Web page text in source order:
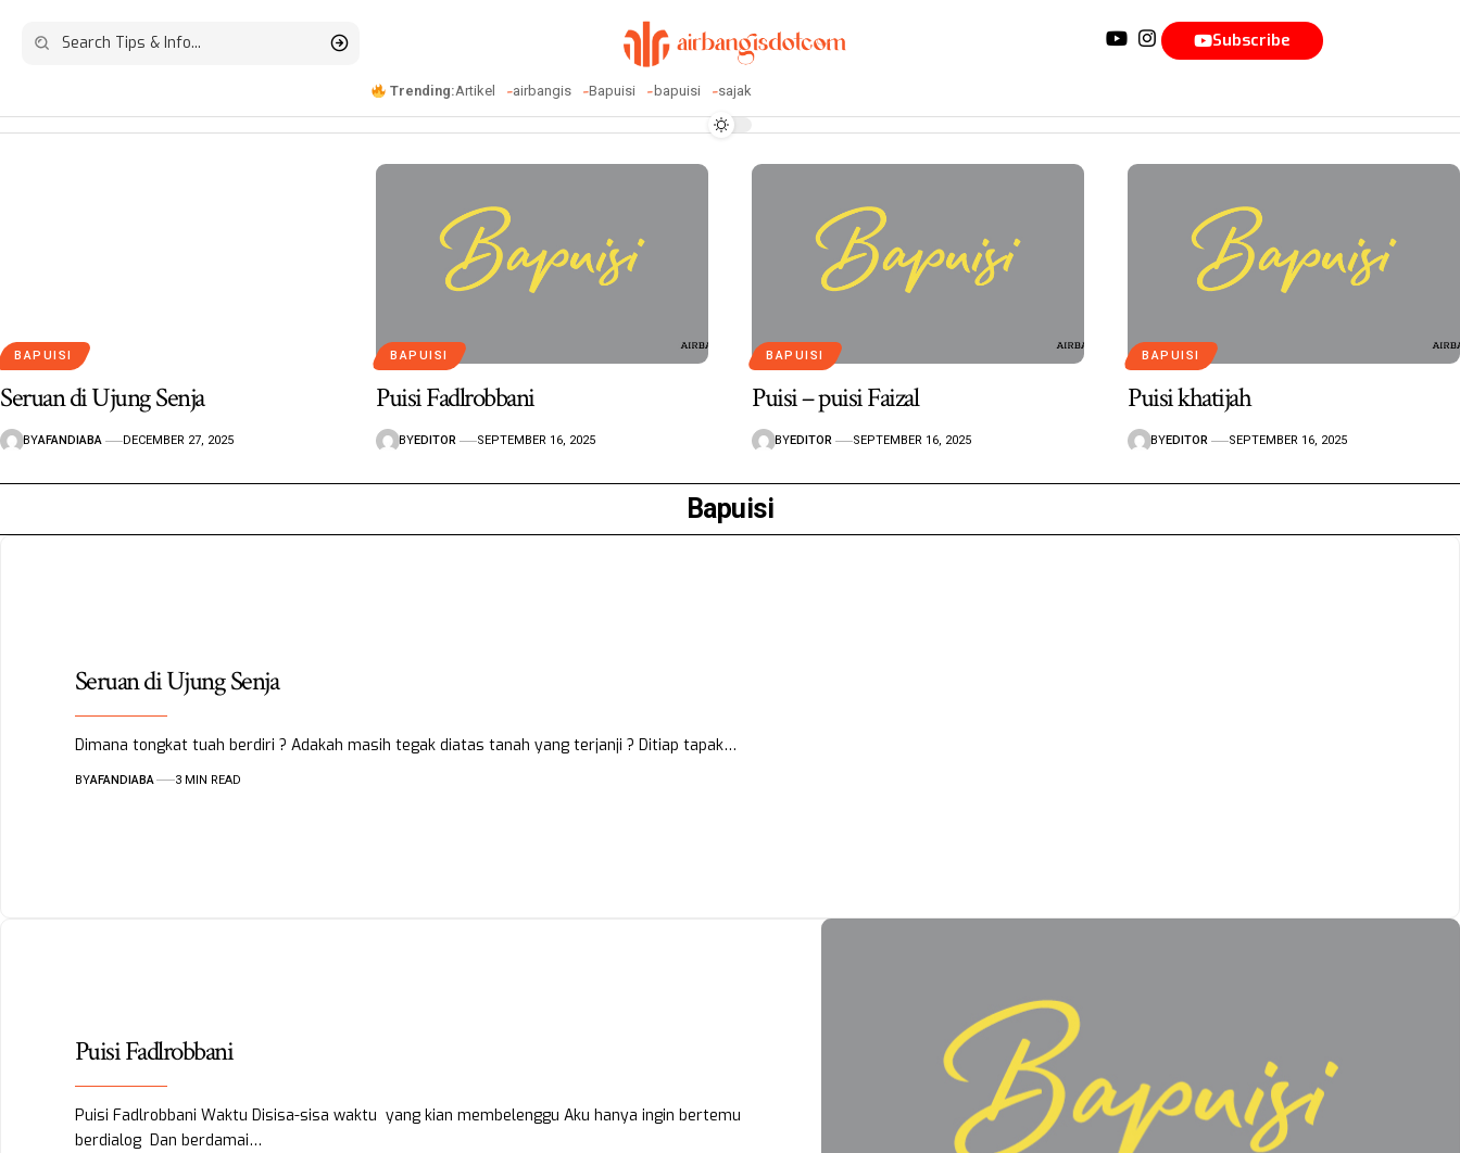
Trending:Artikel airbangis Bapuisi bapuisi sajak
Subscribe
BAPUISI
Seruan di Ujung Senja
BYAFANDIABA DECEMBER 27, 2025
BAPUISI
Puisi Fadlrobbani
BYEDITOR SEPTEMBER 16, 2025
BAPUISI
Puisi – puisi Faizal
BYEDITOR SEPTEMBER 16, 2025
BAPUISI
Puisi khatijah
BYEDITOR SEPTEMBER 16, 2025
Bapuisi
Seruan di Ujung Senja
Dimana tongkat tuah berdiri ? Adakah masih tegak diatas tanah yang terjanji ? Ditiap tapak…
BYAFANDIABA 3 MIN READ
Puisi Fadlrobbani
Puisi Fadlrobbani Waktu Disisa-sisa waktu yang kian membelenggu Aku hanya ingin bertemu
berdialog Dan berdamai…